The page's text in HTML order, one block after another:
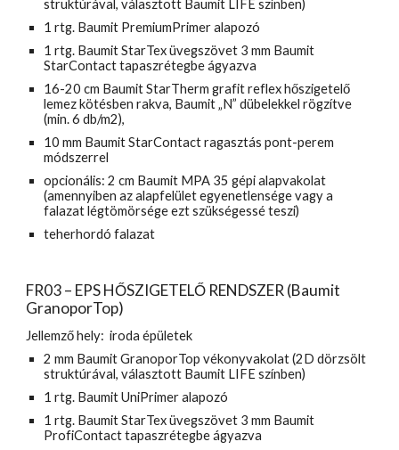
struktúrával, választott Baumit LIFE színben)
1 rtg. Baumit PremiumPrimer alapozó
1 rtg. Baumit StarTex üvegszövet 3 mm Baumit
StarContact tapaszrétegbe ágyazva
16-20 cm Baumit StarTherm grafit reflex hőszigetelő
lemez kötésben rakva, Baumit „N” dübelekkel rögzítve
(min. 6 db/m2),
10 mm Baumit StarContact ragasztás pont-perem
módszerrel
opcionális: 2 cm Baumit MPA 35 gépi alapvakolat
(amennyiben az alapfelület egyenetlensége vagy a
falazat légtömörsége ezt szükségessé teszi)
teherhordó falazat
FR03 – EPS HŐSZIGETELŐ RENDSZER (Baumit
GranoporTop)
Jellemző hely:  iroda épületek
2 mm Baumit GranoporTop vékonyvakolat (2D dörzsölt
struktúrával, választott Baumit LIFE színben)
1 rtg. Baumit UniPrimer alapozó
1 rtg. Baumit StarTex üvegszövet 3 mm Baumit
ProfiContact tapaszrétegbe ágyazva